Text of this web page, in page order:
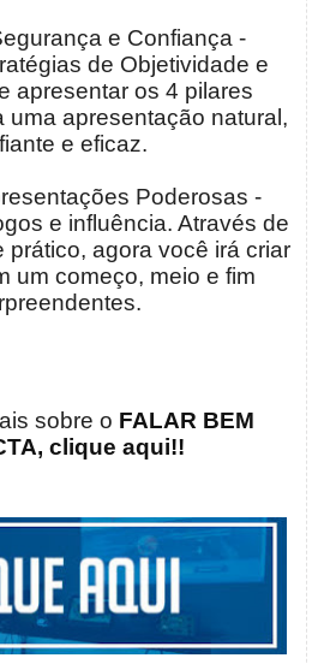
e Confiança -
de Objetividade e
apresentar os 4 pilares
uma apresentação natural,
e eficaz.
Poderosas -
e influência. Através de
prático, agora você irá criar
um começo, meio e fim
sobre o FALAR BEM
clique aqui!!